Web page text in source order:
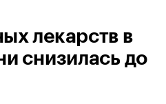
лекарств в
снизилась до